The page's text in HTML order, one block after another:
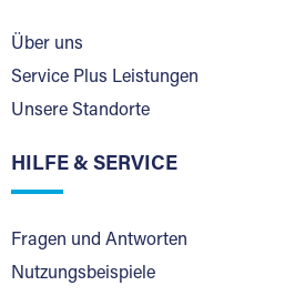
Über uns
Service Plus Leistungen
Unsere Standorte
HILFE & SERVICE
Fragen und Antworten
Nutzungsbeispiele